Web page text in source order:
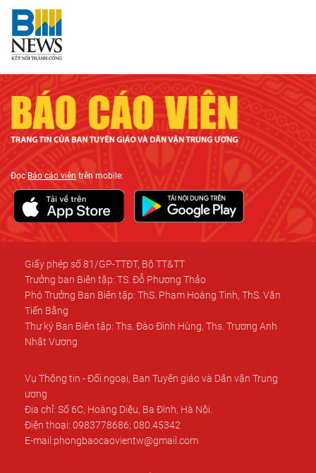
ĐọcBáo cáo viên trên mobile:
Giấy phép số 81/GP-TTĐT, Bộ TT&TT
Trưởng ban Biên tập: TS. Đỗ Phương Thảo
Phó Trưởng Ban Biên tập: ThS. Phạm Hoàng Tinh, ThS. Văn
Tiến Bằng
Thư ký Ban Biên tập: Ths. Đào Đình Hùng, Ths. Trương Anh
Nhật Vương
Vụ Thông tin - Đối ngoại, Ban Tuyên giáo và Dân vận Trung
ương
Địa chỉ: Số 6C, Hoàng Diệu, Ba Đình, Hà Nội.
Điện thoại: 0983778686; 080.45342
E-mail:phongbaocaovientw@gmail.com